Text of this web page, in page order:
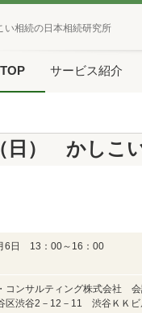
い相続の日本相続研究所
TOP サービス紹介
日） かしこ
6日 13：00～16：00
コンサルティング株式会社
区渋谷2－12－11 渋谷ＫＫビ